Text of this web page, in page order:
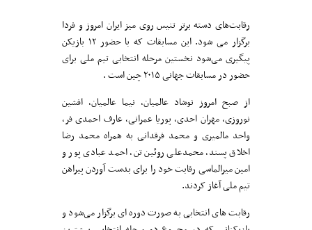
رقابت‌های دسته برتر تنیس روی میز ایران امروز و فردا
برگزار می شود. این مسابقات که با حضور ۱۲ بازیکن
پیگیری می‌شود نخستین مرحله انتخابی تیم ملی برای
حضور در مسابقات جهانی ۲۰۱۵ چین است .
از صبح امروز نوشاد عالمیان، نیما عالمیان، افشین
نوروزی، مهران احدی، پوریا عمرانی، عارف احمدی فر،
واحد مالمیری و محمد فرقدانی به همراه محمد رضا
اخلاق پسند، محمدعلی روئین تن، احمد عبادی پور و
امین میرالماسی رقابت خود را برای بدست آوردن پیراهن
تیم ملی آغاز کردند.
رقابت های انتخابی به صورت دوره ای برگزار می‌شود و